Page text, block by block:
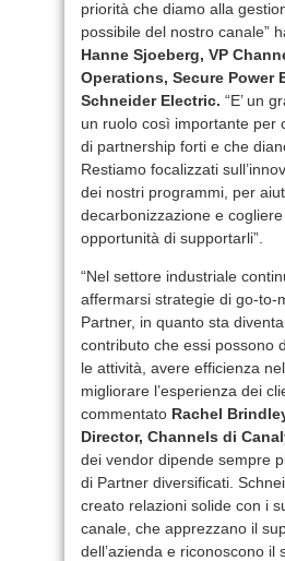
priorità che diamo alla
possibile del nostro canale”
Hanne Sjoeberg, VP
Operations, Secure Power
Schneider Electric. “E’ un
un ruolo così importante per
di partnership forti e che
Restiamo focalizzati
dei nostri programmi, per
decarbonizzazione e
opportunità di supportarli”.
“Nel settore industriale
affermarsi strategie di go-to-
Partner, in quanto sta
contributo che essi possono
le attività, avere efficienza
migliorare l’esperienza dei
commentato Rachel
Director, Channels di
dei vendor dipende sempre
di Partner diversificati.
creato relazioni solide con i
canale, che apprezzano il
dell’azienda e riconoscono il